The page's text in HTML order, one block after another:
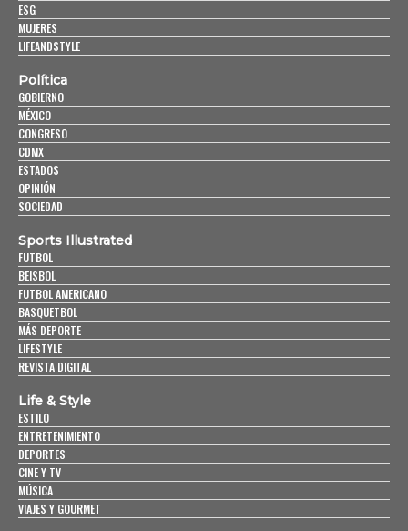
ESG
MUJERES
LIFEANDSTYLE
Política
GOBIERNO
MÉXICO
CONGRESO
CDMX
ESTADOS
OPINIÓN
SOCIEDAD
Sports Illustrated
FUTBOL
BEISBOL
FUTBOL AMERICANO
BASQUETBOL
MÁS DEPORTE
LIFESTYLE
REVISTA DIGITAL
Life & Style
ESTILO
ENTRETENIMIENTO
DEPORTES
CINE Y TV
MÚSICA
VIAJES Y GOURMET